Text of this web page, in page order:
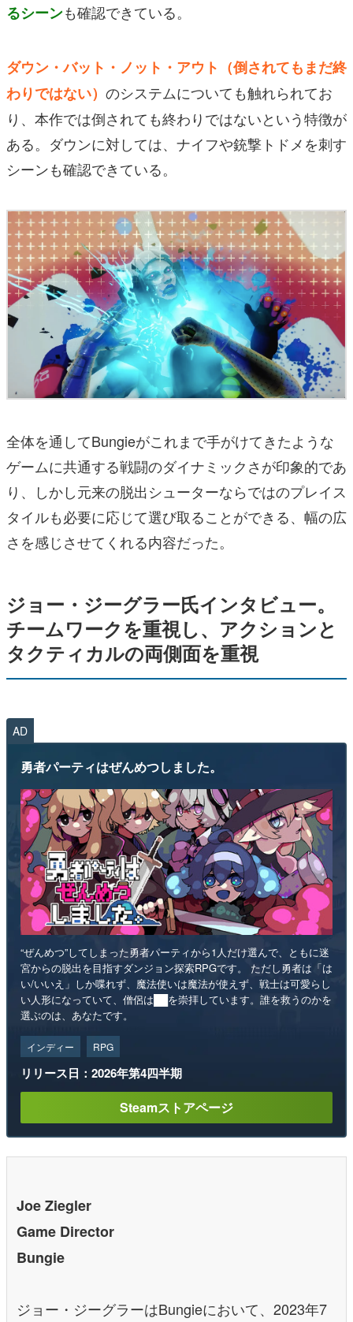
るシーンも確認できている。
ダウン・バット・ノット・アウト（倒されてもまだ終
わりではない） のシステムについても触れられてお
り、本作では倒されても終わりではないという特徴が
ある。ダウンに対しては、ナイフや銃撃トドメを刺す
シーンも確認できている。
全体を通してBungieがこれまで手がけてきたような
ゲームに共通する戦闘のダイナミックさが印象的であ
り、しかし元来の脱出シューターならではのプレイス
タイルも必要に応じて選び取ることができる、幅の広
さを感じさせてくれる内容だった。
ジョー・ジーグラー氏インタビュー。
チームワークを重視し、アクションと
タクティカルの両側面を重視
AD
勇者パーティはぜんめつしました。
“ぜんめつ”してしまった勇者パーティから1人だけ選んで、ともに迷
宮からの脱出を目指すダンジョン探索RPGです。 ただし勇者は「は
い/いいえ」しか喋れず、魔法使いは魔法が使えず、戦士は可愛らし
い人形になっていて、僧侶は██を崇拝しています。誰を救うのかを
選ぶのは、あなたです。
インディー RPG
リリース日：2026年第4四半期
Steamストアページ
Joe Ziegler
Game Director
Bungie
ジョー・ジーグラーはBungieにおいて、2023年7